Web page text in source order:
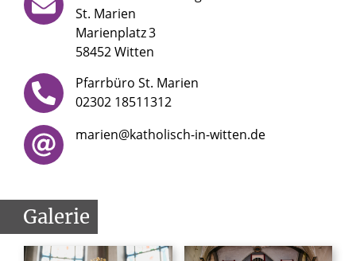
St. Marien
Marienplatz3
58452 Witten
Pfarrbüro St. Marien
02302 18511312
marien@katholisch-in-witten.de
Galerie